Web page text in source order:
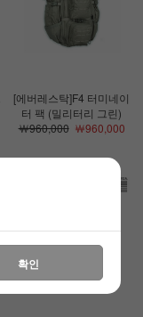
[에버레스탁]F4 터미네이
터 팩 (밀리터리 그린)
￦960,000￦960,000
확인